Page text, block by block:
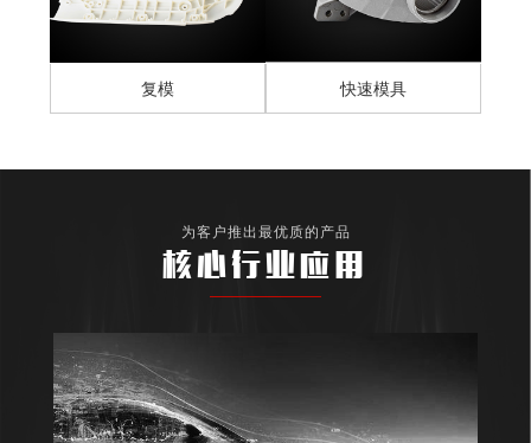
复模 快速模具
为客户推出最优质的产品
核心行业应用